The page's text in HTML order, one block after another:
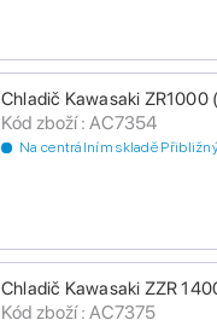
Chladič Kawasaki
Kód zboží : AC7354
Na centrálním skladě
Chladič Kawasaki ZZR
Kód zboží : AC7375